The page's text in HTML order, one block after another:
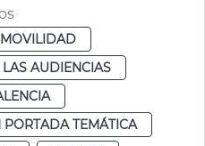
MOVILIDAD
AUDIENCIAS
PORTADA TEMÁTICA